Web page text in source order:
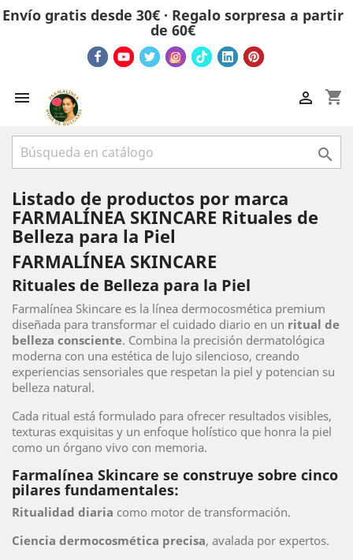
Envío gratis desde 30€ · Regalo sorpresa a partir
de 60€
 shopping_cart


Listado de productos por marca
FARMALÍNEA SKINCARE Rituales de
Belleza para la Piel
FARMALÍNEA SKINCARE
Rituales de Belleza para la Piel
Farmalínea Skincare es la línea dermocosmética premium
diseñada para transformar el cuidado diario en un ritual de
belleza consciente. Combina la precisión dermatológica
moderna con una estética de lujo silencioso, creando
experiencias sensoriales que respetan la piel y potencian su
belleza natural.
Cada ritual está formulado para ofrecer resultados visibles,
texturas exquisitas y un enfoque holístico que honra la piel
como un órgano vivo con memoria.
Farmalínea Skincare se construye sobre cinco
pilares fundamentales:
Ritualidad diaria como motor de transformación.
Ciencia dermocosmética precisa, avalada por expertos.